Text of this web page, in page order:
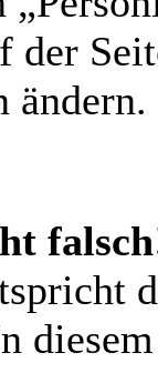
der
ändern.